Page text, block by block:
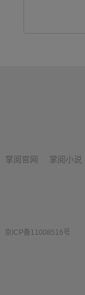
掌阅官网 掌阅小说
京ICP备11008516号